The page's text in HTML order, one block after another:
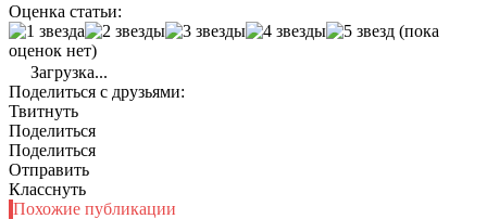
Оценка статьи:
(пока
оценок нет)
Загрузка...
Поделиться с друзьями:
Твитнуть
Поделиться
Поделиться
Отправить
Класснуть
Похожие публикации